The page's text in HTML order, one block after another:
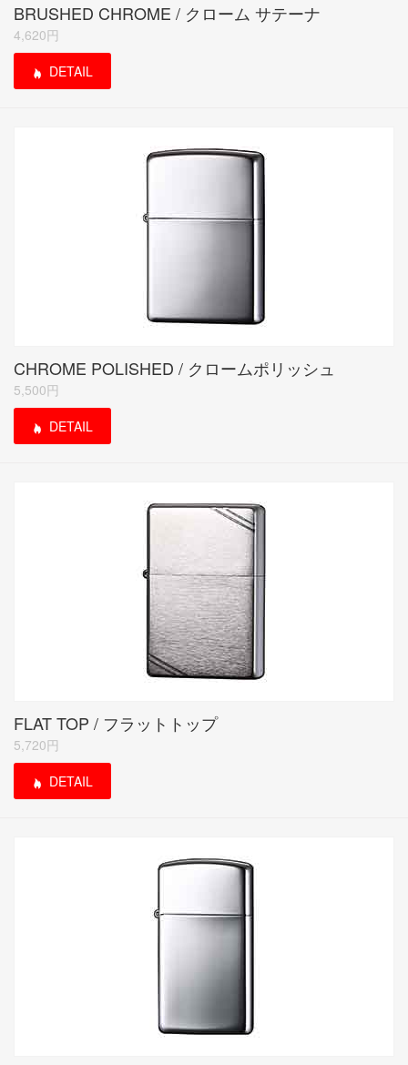
BRUSHED CHROME / クローム サテーナ
4,620円
DETAIL
CHROME POLISHED / クロームポリッシュ
5,500円
DETAIL
FLAT TOP / フラットトップ
5,720円
DETAIL